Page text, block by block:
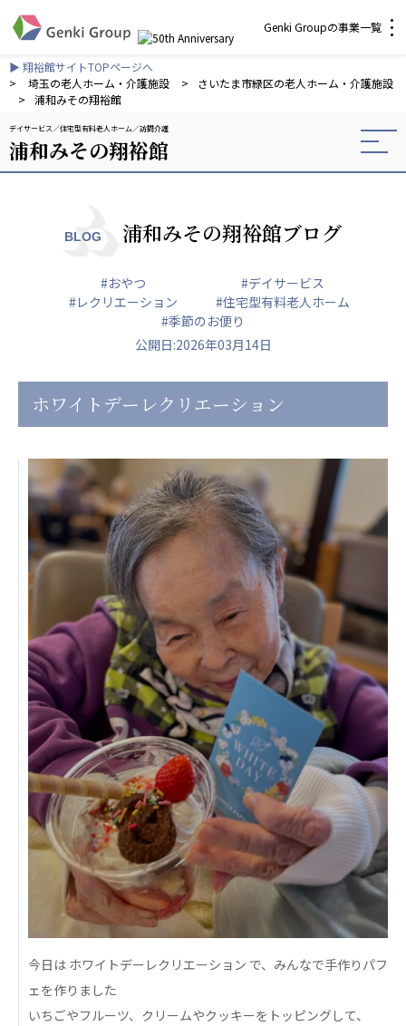
Genki Groupの事業一覧
介護・福祉
社会福祉法人 元気村グループ
社会福祉法人元気村
社会福祉法人長寿の森
株式会社 サンガジャパン
株式会社日本遮蔽技研
一般社団法人 日本高齢者福祉協会
株式会社 爽やかな風沖縄
爽やかな風 中部エリア
爽やかな風 那覇エリア
株式会社 鷹揚館
鷹揚館
社会福祉法人 共生会
特別養護老人ホーム 共生の家
株式会社 アジアメデカ元気事業団
アジアメデカ元気事業団
株式会社 爽やかな風九州
爽やかな風九州
株式会社 七星
七星
社会福祉法人 福ふく
福ふく
株式会社 せきれい
せきれい
社会福祉法人 心の会
心の会
医療（共に生きる仲間達）
医療法人社団 美翔会
聖心美容クリニック
S-Labo（渋谷院）
医療法人社団 デンタルケアコミュニティ
フォレストデンタルクリニック
▶ 翔裕館サイトTOPページへ
>
埼玉の老人ホーム・介護施設 >
さいたま市緑区の老人ホーム・介護施設
>
浦和みその翔裕館
デイサービス 住宅型有料老人ホーム 訪問介護
浦和みその翔裕館
BLOG 浦和みその翔裕館ブログ
#おやつ
#デイサービス
#レクリエーション
#住宅型有料老人ホーム
#季節のお便り
公開日:2026年03月14日
ホワイトデーレクリエーション
今日は ホワイトデーレクリエーション で、みんなで手作りパフ
ェを作りました
いちごやフルーツ、クリームやクッキーをトッピングして、